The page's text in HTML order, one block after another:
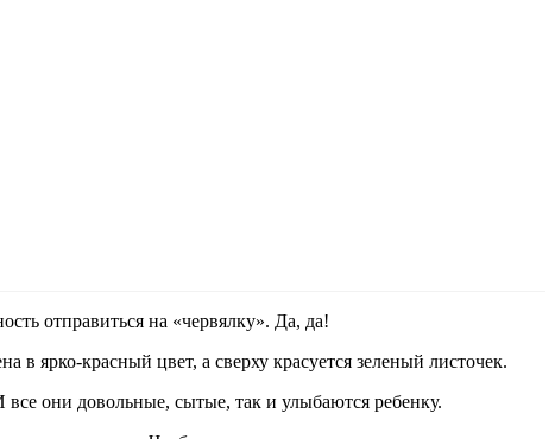
отправиться на «червялку». Да, да!
в ярко-красный цвет, а сверху красуется зеленый листочек.
они довольные, сытые, так и улыбаются ребенку.